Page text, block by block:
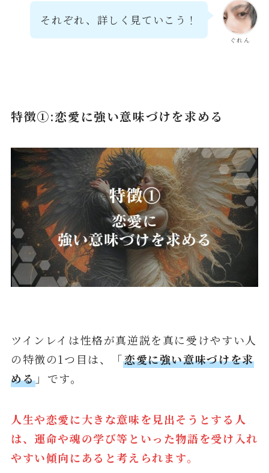
ぐれん
それぞれ、詳しく見ていこう！
特徴①:恋愛に強い意味づけを求める
ツインレイは性格が真逆説を真に受けやすい人
の特徴の1つ目は、「恋愛に強い意味づけを求
める 」です。
人生や恋愛に大きな意味を見出そうとする人
は、運命や魂の学び等といった物語を受け入れ
やすい傾向にあると考えられます。